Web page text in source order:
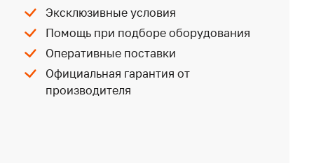
Эксклюзивные условия
Помощь при подборе оборудования
Оперативные поставки
Официальная гарантия от
производителя